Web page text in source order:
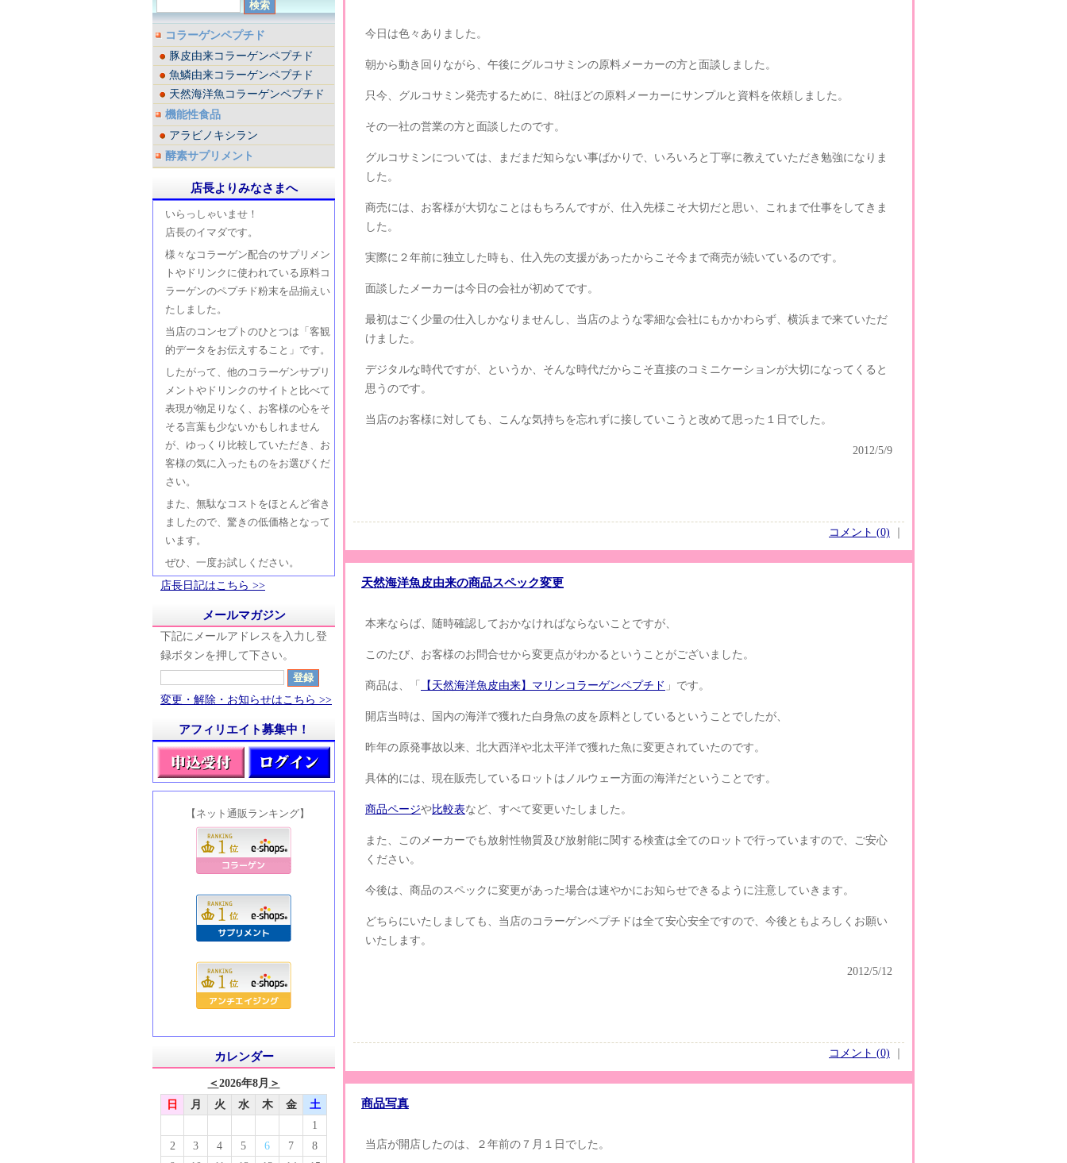
コラーゲンペプチド
豚皮由来コラーゲンペプチド
魚鱗由来コラーゲンペプチド
天然海洋魚コラーゲンペプチド
機能性食品
アラビノキシラン
酵素サプリメント
店長よりみなさまへ
いらっしゃいませ！
店長のイマダです。
様々なコラーゲン配合のサプリメン
トやドリンクに使われている原料コ
ラーゲンのペプチド粉末を品揃えい
たしました。
当店のコンセプトのひとつは「客観
的データをお伝えすること」です。
したがって、他のコラーゲンサプリ
メントやドリンクのサイトと比べて
表現が物足りなく、お客様の心をそ
そる言葉も少ないかもしれません
が、ゆっくり比較していただき、お
客様の気に入ったものをお選びくだ
さい。
また、無駄なコストをほとんど省き
ましたので、驚きの低価格となって
います。
ぜひ、一度お試しください。
店長日記はこちら >>
メールマガジン
下記にメールアドレスを入力し登
録ボタンを押して下さい。
変更・解除・お知らせはこちら >>
アフィリエイト募集中！
【ネット通販ランキング】
カレンダー
＜ 2026年8月 ＞
日
月 火 水 木 金
土
1
2
3 4 5 6 7
8
今日は色々ありました。
朝から動き回りながら、午後にグルコサミンの原料メーカーの方と面談しました。
只今、グルコサミン発売するために、8社ほどの原料メーカーにサンプルと資料を依頼しました。
その一社の営業の方と面談したのです。
グルコサミンについては、まだまだ知らない事ばかりで、いろいろと丁寧に教えていただき勉強になりま
した。
商売には、お客様が大切なことはもちろんですが、仕入先様こそ大切だと思い、これまで仕事をしてきま
した。
実際に２年前に独立した時も、仕入先の支援があったからこそ今まで商売が続いているのです。
面談したメーカーは今日の会社が初めてです。
最初はごく少量の仕入しかなりませんし、当店のような零細な会社にもかかわらず、横浜まで来ていただ
けました。
デジタルな時代ですが、というか、そんな時代だからこそ直接のコミニケーションが大切になってくると
思うのです。
当店のお客様に対しても、こんな気持ちを忘れずに接していこうと改めて思った１日でした。
2012/5/9
コメント (0)
天然海洋魚皮由来の商品スペック変更
本来ならば、随時確認しておかなければならないことですが、
このたび、お客様のお問合せから変更点がわかるということがございました。
商品は、「 【天然海洋魚皮由来】マリンコラーゲンペプチド 」です。
開店当時は、国内の海洋で獲れた白身魚の皮を原料としているということでしたが、
昨年の原発事故以来、北大西洋や北太平洋で獲れた魚に変更されていたのです。
具体的には、現在販売しているロットはノルウェー方面の海洋だということです。
商品ページや比較表など、すべて変更いたしました。
また、このメーカーでも放射性物質及び放射能に関する検査は全てのロットで行っていますので、ご安心
ください。
今後は、商品のスペックに変更があった場合は速やかにお知らせできるように注意していきます。
どちらにいたしましても、当店のコラーゲンペプチドは全て安心安全ですので、今後ともよろしくお願い
いたします。
2012/5/12
コメント (0)
商品写真
当店が開店したのは、２年前の７月１日でした。